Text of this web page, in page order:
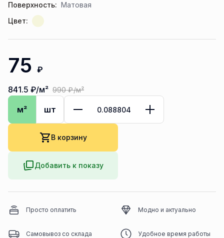
Поверхность: Матовая
Цвет:
75 ₽
841.5 ₽/м² 990 ₽/м²
м² шт
В корзину
Добавить к показу
Просто оплатить Модно и актуально
Самовывоз со склада Удобное время работы